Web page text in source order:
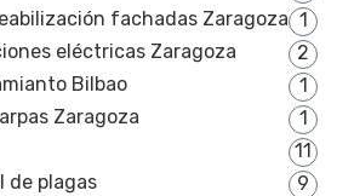
fachadas Zaragoza 1
eléctricas Zaragoza
2
Bilbao
1
Zaragoza
1
11
de plagas
9